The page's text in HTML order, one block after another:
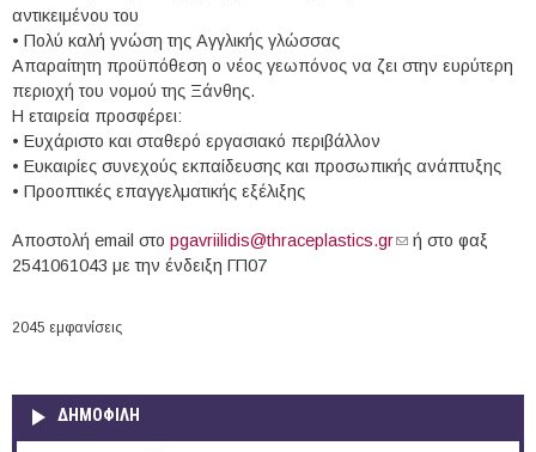
αντικειμένου του
• Πολύ καλή γνώση της Αγγλικής γλώσσας
Απαραίτητη προϋπόθεση ο νέος γεωπόνος να ζει στην ευρύτερη
περιοχή του νομού της Ξάνθης.
Η εταιρεία προσφέρει:
• Ευχάριστο και σταθερό εργασιακό περιβάλλον
• Ευκαιρίες συνεχούς εκπαίδευσης και προσωπικής ανάπτυξης
• Προοπτικές επαγγελματικής εξέλιξης
Αποστολή email στο pgavriilidis@thraceplastics.gr(link sends e-mail)
ή στο φαξ
2541061043 με την ένδειξη ΓΠ07
2045 εμφανίσεις
ΔΗΜΟΦΙΛΗ